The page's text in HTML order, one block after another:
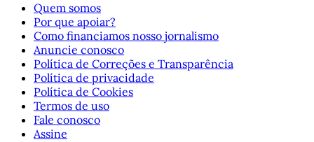
Quem somos
Por que apoiar?
Como financiamos nosso jornalismo
Anuncie conosco
Política de Correções e Transparência
Política de privacidade
Política de Cookies
Termos de uso
Fale conosco
Assine